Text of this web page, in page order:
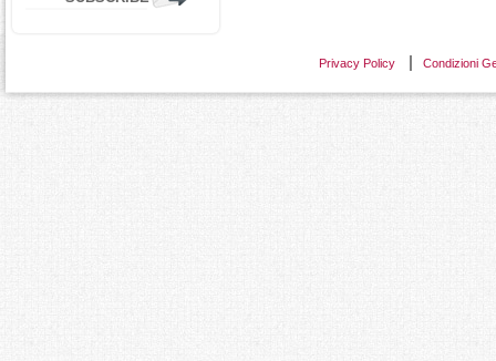
Privacy Policy Condizioni